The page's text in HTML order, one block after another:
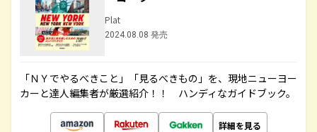
Plat
2024.08.08 発売
「ＮＹでやるべきこと」「見るべきもの」を、現地ニューヨー
カーと達人編集者が厳選紹介！！ ハンディなガイドブック。
詳細を見る